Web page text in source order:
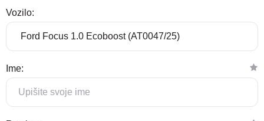
Vozilo:
Ime: